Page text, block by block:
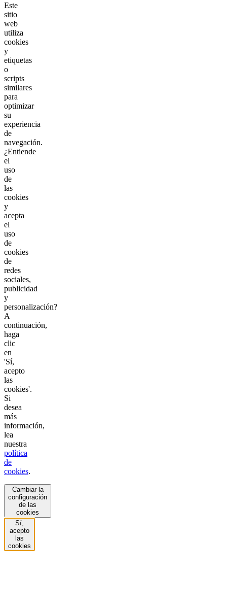
Este
sitio
web
utiliza
cookies
y
etiquetas
o
scripts
similares
para
optimizar
su
experiencia
de
navegación.
¿Entiende
el
uso
de
las
cookies
y
acepta
el
uso
de
cookies
de
redes
sociales,
publicidad
y
personalización?
A
continuación,
haga
clic
en
'Sí,
acepto
las
cookies'.
Si
desea
más
información,
lea
nuestra
política
de
cookies.
Cambiar la
configuración
de las
cookies
Sí,
acepto
las
cookies